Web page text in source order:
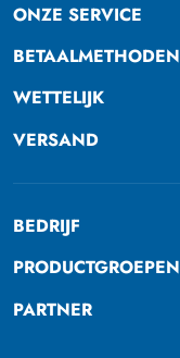
ONZE SERVICE
BETAALMETHODEN
WETTELIJK
VERSAND
BEDRIJF
PRODUCTGROEPEN
PARTNER